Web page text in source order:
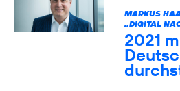
MARKUS
„DIGITAL
2021